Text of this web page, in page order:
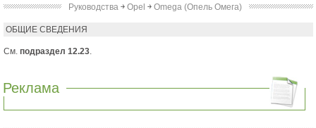
Руководства ￫ Opel ￫ Omega (Опель Омега)
ОБЩИЕ СВЕДЕНИЯ
См. подраздел 12.23.
Реклама